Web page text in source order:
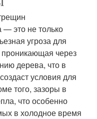
это не только
угроза для
проникающая через
дерева, что в
условия для
того, зазоры в
что особенно
в холодное время